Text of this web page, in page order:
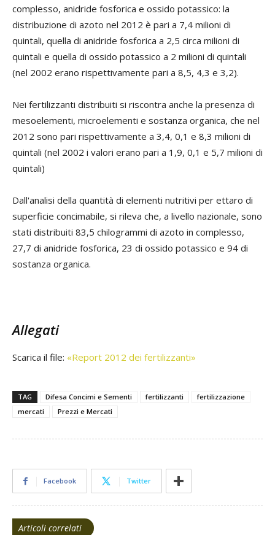
complesso, anidride fosforica e ossido potassico: la
distribuzione di azoto nel 2012 è pari a 7,4 milioni di
quintali, quella di anidride fosforica a 2,5 circa milioni di
quintali e quella di ossido potassico a 2 milioni di quintali
(nel 2002 erano rispettivamente pari a 8,5, 4,3 e 3,2).
Nei fertilizzanti distribuiti si riscontra anche la presenza di
mesoelementi, microelementi e sostanza organica, che nel
2012 sono pari rispettivamente a 3,4, 0,1 e 8,3 milioni di
quintali (nel 2002 i valori erano pari a 1,9, 0,1 e 5,7 milioni di
quintali)
Dall'analisi della quantità di elementi nutritivi per ettaro di
superficie concimabile, si rileva che, a livello nazionale, sono
stati distribuiti 83,5 chilogrammi di azoto in complesso,
27,7 di anidride fosforica, 23 di ossido potassico e 94 di
sostanza organica.
Allegati
Scarica il file: «Report 2012 dei fertilizzanti»
TAG Difesa Concimi e Sementi fertilizzanti
fertilizzazione
mercati
Prezzi e Mercati
Facebook Twitter
Articoli correlati